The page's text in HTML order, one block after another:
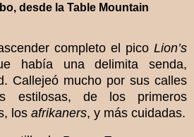
desde la Table Mountain
completo el pico Lion’s
había una delimita senda,
Callejeó mucho por sus calles
estilosas, de los primeros
los afrikaners, y más cuidadas.